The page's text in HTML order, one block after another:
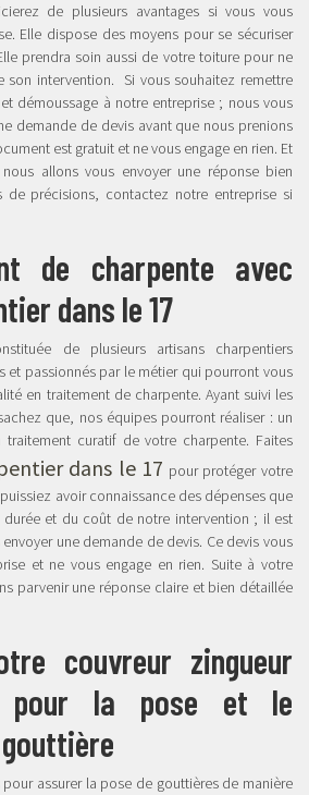
de plusieurs avantages si vous vous
Elle dispose des moyens pour se sécuriser
prendra soin aussi de votre toiture pour ne
son intervention. Si vous souhaitez remettre
démoussage à notre entreprise ; nous vous
demande de devis avant que nous prenions
est gratuit et ne vous engage en rien. Et
allons vous envoyer une réponse bien
de précisions, contactez notre entreprise si
de charpente avec
dans le 17
de plusieurs artisans charpentiers
et passionnés par le métier qui pourront vous
en traitement de charpente. Ayant suivi les
que, nos équipes pourront réaliser : un
curatif de votre charpente. Faites
dans le 17 pour protéger votre
avoir connaissance des dépenses que
et du coût de notre intervention ; il est
une demande de devis. Ce devis vous
et ne vous engage en rien. Suite à votre
parvenir une réponse claire et bien détaillée
couvreur zingueur
pour la pose et le
assurer la pose de gouttières de manière